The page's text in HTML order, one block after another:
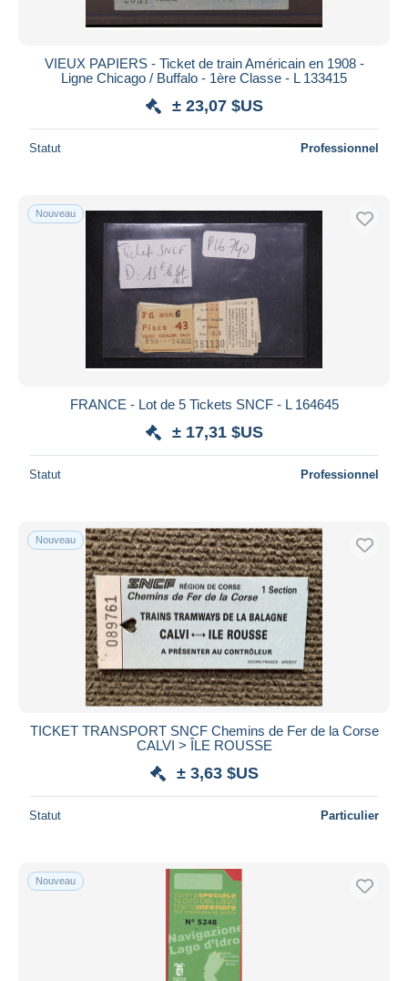
VIEUX PAPIERS - Ticket de train Américain en 1908 -
Ligne Chicago / Buffalo - 1ère Classe - L 133415
± 23,07 $US
Statut Professionnel
Nouveau
FRANCE - Lot de 5 Tickets SNCF - L 164645
± 17,31 $US
Statut Professionnel
Nouveau
TICKET TRANSPORT SNCF Chemins de Fer de la Corse
CALVI > ÎLE ROUSSE
± 3,63 $US
Statut Particulier
Nouveau